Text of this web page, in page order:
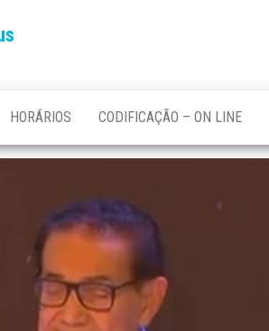
HORÁRIOS CODIFICAÇÃO – ON LINE